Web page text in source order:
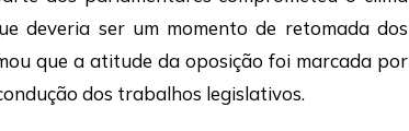
deveria ser um momento de retomada dos
que a atitude da oposição foi marcada por
dos trabalhos legislativos.